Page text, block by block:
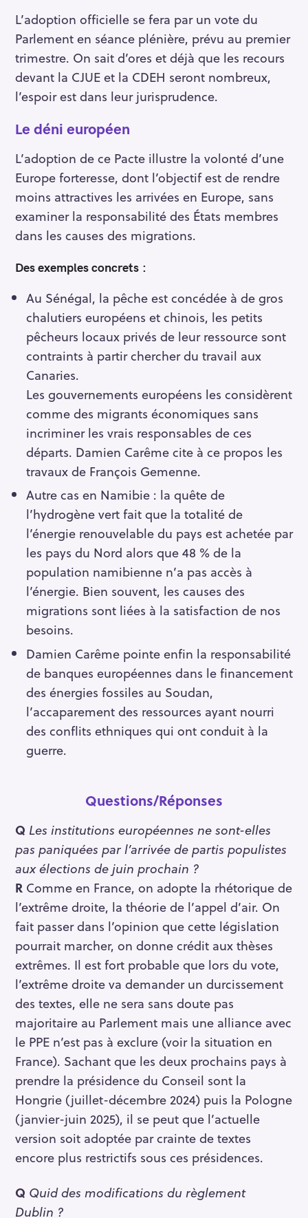
L’adoption officielle se fera par un vote du
Parlement en séance plénière, prévu au premier
trimestre. On sait d’ores et déjà que les recours
devant la CJUE et la CDEH seront nombreux,
l’espoir est dans leur jurisprudence.
Le déni européen
L’adoption de ce Pacte illustre la volonté d’une
Europe forteresse, dont l’objectif est de rendre
moins attractives les arrivées en Europe, sans
examiner la responsabilité des États membres
dans les causes des migrations.
Des exemples concrets :
Au Sénégal, la pêche est concédée à de gros
chalutiers européens et chinois, les petits
pêcheurs locaux privés de leur ressource sont
contraints à partir chercher du travail aux
Canaries.
Les gouvernements européens les considèrent
comme des migrants économiques sans
incriminer les vrais responsables de ces
départs. Damien Carême cite à ce propos les
travaux de François Gemenne.
Autre cas en Namibie : la quête de
l’hydrogène vert fait que la totalité de
l’énergie renouvelable du pays est achetée par
les pays du Nord alors que 48 % de la
population namibienne n’a pas accès à
l’énergie. Bien souvent, les causes des
migrations sont liées à la satisfaction de nos
besoins.
Damien Carême pointe enfin la responsabilité
de banques européennes dans le financement
des énergies fossiles au Soudan,
l’accaparement des ressources ayant nourri
des conflits ethniques qui ont conduit à la
guerre.
Questions/Réponses
Q Les institutions européennes ne sont-elles
pas paniquées par l’arrivée de partis populistes
aux élections de juin prochain ?
R Comme en France, on adopte la rhétorique de
l’extrême droite, la théorie de l’appel d’air. On
fait passer dans l’opinion que cette législation
pourrait marcher, on donne crédit aux thèses
extrêmes. Il est fort probable que lors du vote,
l’extrême droite va demander un durcissement
des textes, elle ne sera sans doute pas
majoritaire au Parlement mais une alliance avec
le PPE n’est pas à exclure (voir la situation en
France). Sachant que les deux prochains pays à
prendre la présidence du Conseil sont la
Hongrie (juillet-décembre 2024) puis la Pologne
(janvier-juin 2025), il se peut que l’actuelle
version soit adoptée par crainte de textes
encore plus restrictifs sous ces présidences.
Q Quid des modifications du règlement
Dublin ?